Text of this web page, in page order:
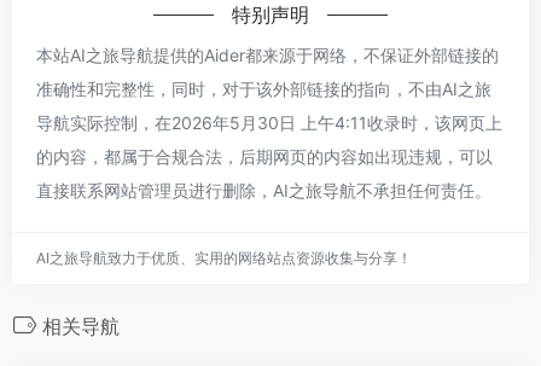
特别声明
本站AI之旅导航提供的Aider都来源于网络，不保证外部链接的
准确性和完整性，同时，对于该外部链接的指向，不由AI之旅
导航实际控制，在2026年5月30日 上午4:11收录时，该网页上
的内容，都属于合规合法，后期网页的内容如出现违规，可以
直接联系网站管理员进行删除，AI之旅导航不承担任何责任。
AI之旅导航致力于优质、实用的网络站点资源收集与分享！
相关导航